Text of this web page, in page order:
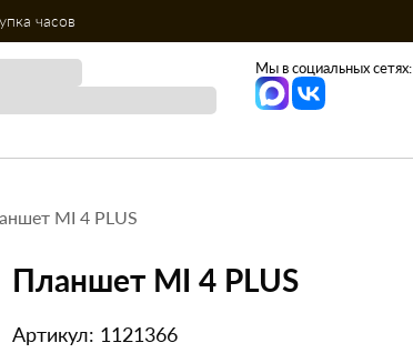
часов
Мы в социальных сетях:
MI 4 PLUS
Планшет MI 4 PLUS
Артикул: 1121366